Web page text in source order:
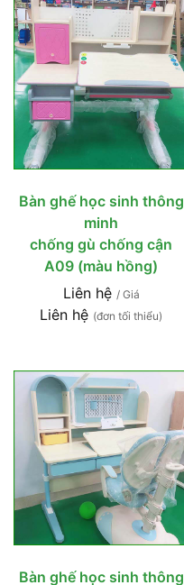
Bàn ghế học sinh thông
minh
chống gù chống cận
A09 (màu hồng)
Liên hệ / Giá
Liên hệ (đơn tối thiểu)
Bàn ghế học sinh thông